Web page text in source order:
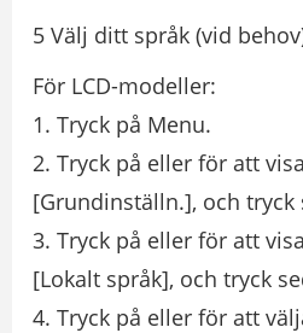
5 Välj ditt språk (vid
För LCD-modeller:
1. Tryck på Menu.
2. Tryck på eller för att visa
[Grundinställn.], och tryck
3. Tryck på eller för att visa
[Lokalt språk], och tryck
4. Tryck på eller för att